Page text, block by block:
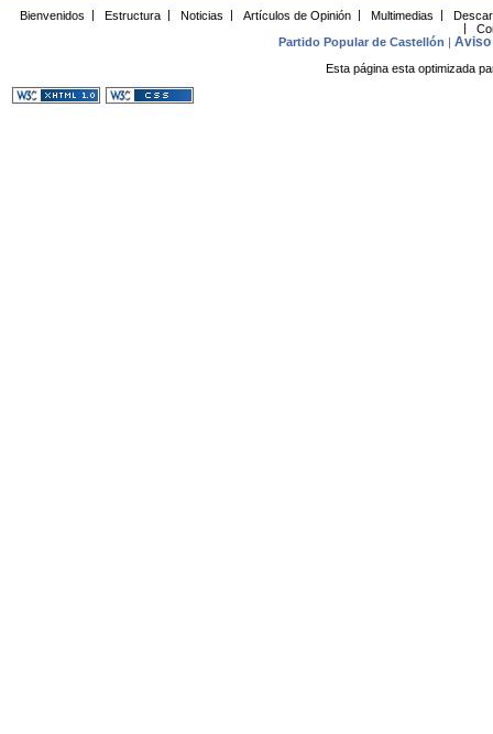
Bienvenidos | Estructura | Noticias | Artículos de Opinión | Multimedias |
|
Partido Popular de Castellón |Aviso
Esta página esta optimizada